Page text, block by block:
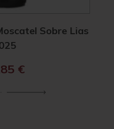
Sobre Lias
€